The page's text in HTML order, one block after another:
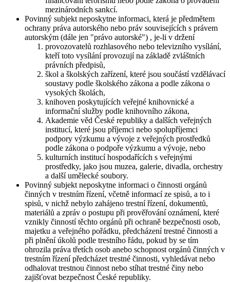
mezinárodních sankcí.
Povinný subjekt neposkytne informaci, která je předmětem
ochrany práva autorského nebo práv souvisejících s právem
autorským (dále jen "právo autorské") , je-li v držení
provozovatelů rozhlasového nebo televizního vysílání,
kteří toto vysílání provozují na základě zvláštních
právních předpisů,
škol a školských zařízení, které jsou součástí vzdělávací
soustavy podle školského zákona a podle zákona o
vysokých školách,
knihoven poskytujících veřejné knihovnické a
informační služby podle knihovního zákona,
Akademie věd České republiky a dalších veřejných
institucí, které jsou příjemci nebo spolupříjemci
podpory výzkumu a vývoje z veřejných prostředků
podle zákona o podpoře výzkumu a vývoje, nebo
kulturních institucí hospodařících s veřejnými
prostředky, jako jsou muzea, galerie, divadla, orchestry
a další umělecké soubory.
Povinný subjekt neposkytne informaci o činnosti orgánů
činných v trestním řízení, včetně informací ze spisů, a to i
spisů, v nichž nebylo zahájeno trestní řízení, dokumentů,
materiálů a zpráv o postupu při prověřování oznámení, které
vznikly činností těchto orgánů při ochraně bezpečnosti osob,
majetku a veřejného pořádku, předcházení trestné činnosti a
při plnění úkolů podle trestního řádu, pokud by se tím
ohrozila práva třetích osob anebo schopnost orgánů činných v
trestním řízení předcházet trestné činnosti, vyhledávat nebo
odhalovat trestnou činnost nebo stíhat trestné činy nebo
zajišťovat bezpečnost České republiky.